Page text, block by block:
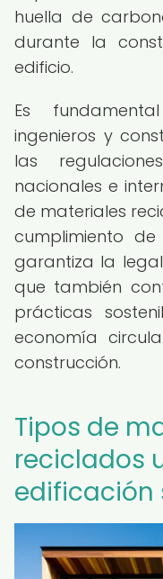
huella de
durante la
edificio.
Es
ingenieros y
las
nacionales e
de materiales
cumplimiento
garantiza la
que también
prácticas
economía
construcción.
Tipos de
reciclados
edificación